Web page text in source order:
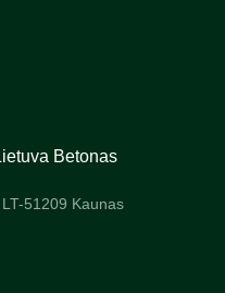
Betonas
51209 Kaunas